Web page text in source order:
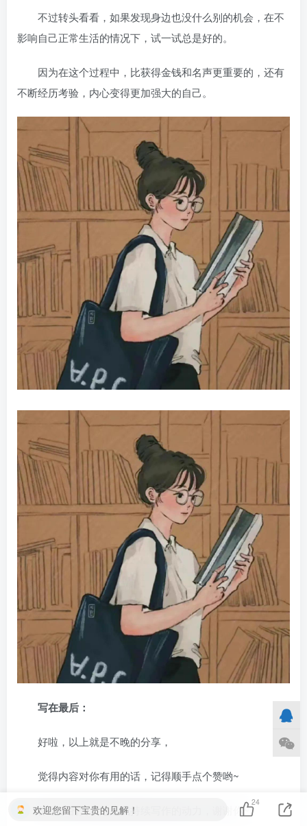
不过转头看看，如果发现身边也没什么别的机会，在不
影响自己正常生活的情况下，试一试总是好的。
因为在这个过程中，比获得金钱和名声更重要的，还有
不断经历考验，内心变得更加强大的自己。
写在最后：
好啦，以上就是不晚的分享，
觉得内容对你有用的话，记得顺手点个赞哟~
你小小的赞永远是我持续写作的动力，谢谢你~
欢迎您留下宝贵的见解！
24